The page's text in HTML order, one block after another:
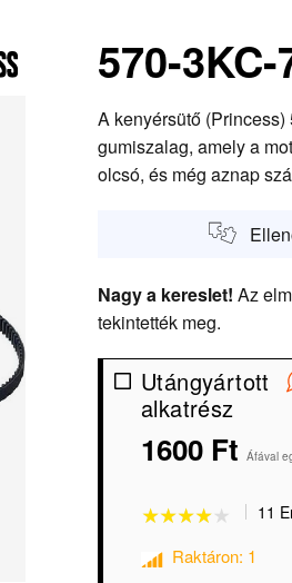
570-
A kenyérsütő
gumiszalag, amely a
olcsó, és még aznap
Nagy a kereslet! Az
tekintették meg.
Utángyártott
alkatrész
1600 Ft Áfával
★★★★★
★★★★★
11
Raktáron: 1